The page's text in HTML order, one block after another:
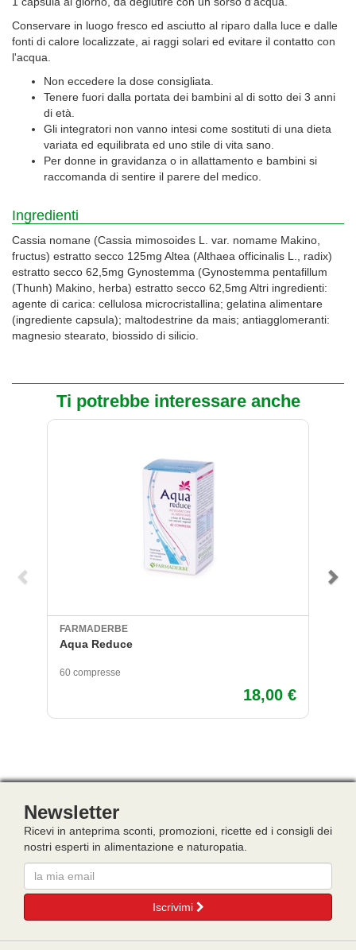
Conservare in luogo fresco ed asciutto al riparo dalla luce e dalle
fonti di calore localizzate, ai raggi solari ed evitare il contatto con
l'acqua.
Non eccedere la dose consigliata.
Tenere fuori dalla portata dei bambini al di sotto dei 3 anni
di età.
Gli integratori non vanno intesi come sostituti di una dieta
variata ed equilibrata ed uno stile di vita sano.
Per donne in gravidanza o in allattamento e bambini si
raccomanda di sentire il parere del medico.
Ingredienti
Cassia nomane (Cassia mimosoides L. var. nomame Makino,
fructus) estratto secco 125mg Altea (Althaea officinalis L., radix)
estratto secco 62,5mg Gynostemma (Gynostemma pentafillum
(Thunh) Makino, herba) estratto secco 62,5mg Altri ingredienti:
agente di carica: cellulosa microcristallina; gelatina alimentare
(ingrediente capsula); maltodestrine da mais; antiagglomeranti:
magnesio stearato, biossido di silicio.
Ti potrebbe interessare anche
FARMADERBE
Aqua Reduce
60 compresse
18,00 €
Newsletter
Ricevi in anteprima sconti, promozioni, ricette ed i consigli dei
nostri esperti in alimentazione e naturopatia.
Email
Iscrivimi